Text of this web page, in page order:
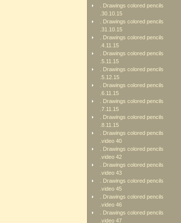
. Drawings colored pencils
.30.10.15
. Drawings colored pencils
.31.10.15
. Drawings colored pencils
.4.11.15
. Drawings colored pencils
.5.11.15
. Drawings colored pencils
.5.12.15
. Drawings colored pencils
.6.11.15
. Drawings colored pencils
.7.11.15
. Drawings colored pencils
.8.11.15
. Drawings colored pencils
.video 40
. Drawings colored pencils
.video 42
. Drawings colored pencils
.video 43
. Drawings colored pencils
.video 45
. Drawings colored pencils
.video 46
. Drawings colored pencils
.video 47